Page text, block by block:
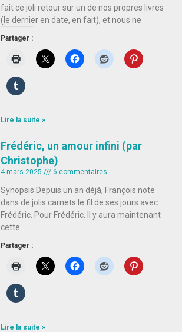
fait ce joli retour sur un de nos propres livres
(le dernier en date, en fait), et nous ne
Partager :
Lire la suite »
Frédéric, un amour infini (par
Christophe)
4 mars 2025 6 commentaires
Synopsis Depuis un an déjà, François note
dans de jolis carnets le fil de ses jours avec
Frédéric. Pour Frédéric. Il y aura maintenant
cette
Partager :
Lire la suite »